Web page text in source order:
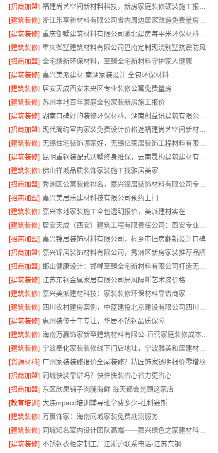
[招商加盟]
[建筑装修]
[建筑装修]
重庆御墅建筑材料有限公司渝北建房每平米环保材料价格
[建筑装修] 重庆御墅建筑材料有限公司巴南定制现浇别墅抗震防风
[招商加盟] 全宅焕新环保材料，至臻全宅新材料守护家人健康
[建筑装修] 嘉兴美派建材 南湖家装设计 全包环保材料
[建筑装修] 居安天成西安未央区专业装修公寓免费量房
[建筑装修] 苏州本地百年豪庭全包家装新房施工报价
[建筑装修]
湖南口碑好的装修环保材料，湖南创益讯建筑有限公司匠心选材
[招商加盟]
现代简约室内家装免费设计价格选福建尚艺空间新材料科技有限公司
[建筑装修]
[建筑装修]
[建筑装修] 佛山禅城品质装饰家装施工找雅居美家
[招商加盟]
[招商加盟] 嘉兴美居乐建材科技有限公司预约上门
[建筑装修] 嘉兴本地家装施工全包透明报价，美派建材实在
[建筑装修]
[招商加盟] 嘉兴锦居装饰材料有限公司，桐乡市旧房翻新设计口碑
[招商加盟] 嘉兴锦居装饰材料有限公司，秀洲区新房家装推荐品牌
[招商加盟]
邯山健康设计：邯郸至臻全宅新材料有限公司打造无醛生活
[建筑装修] 江苏东钢金属家居有限公司屏风隔断艺术漆价格
[建筑装修] 嘉兴美派建材科技：家装装修环保材料靠谱商家
[建筑装修]
[建筑装修] 惠州装修十年专注，华居不锈钢品质保障
[建筑装修]
海南万赢饰家新型建筑材料有限公-直营家庭装修成本管控
[建筑装修]
宁波奉化家装装修线下门店地址，宁波雅美和居建材科技有限公司到店咨询
[资源材料] 广州家装装修报价全屋装修？精匠饰家透明报价零增项
[招商加盟] 同城快装靠谱吗？快住快装省心省力更省心
[招商加盟] 东区欣果铺子肉脯海鲜 每天都会光顾这家店
[教育培训] 大连mpacc培训辅导班学费多少-社科赛斯
[建筑装修] 万赢饰家：海南同城家装免费勘测服务
[建筑装修]
同城知名室内设计团队高端——嘉兴绿色之家建材科技有限公司
[建筑装修] 不锈钢衣柜定制工厂江浙沪联系电话-江苏东钢